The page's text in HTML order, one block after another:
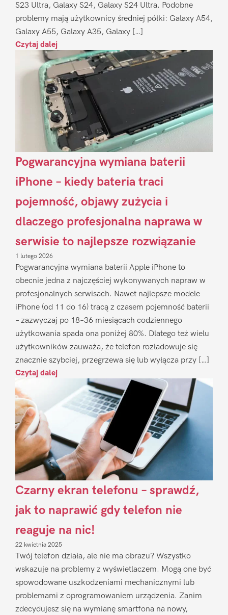
S23 Ultra, Galaxy S24, Galaxy S24 Ultra. Podobne
problemy mają użytkownicy średniej półki: Galaxy A54,
Galaxy A55, Galaxy A35, Galaxy […]
Czytaj dalej
Pogwarancyjna wymiana baterii
iPhone – kiedy bateria traci
pojemność, objawy zużycia i
dlaczego profesjonalna naprawa w
serwisie to najlepsze rozwiązanie
1 lutego 2026
Pogwarancyjna wymiana baterii Apple iPhone to
obecnie jedna z najczęściej wykonywanych napraw w
profesjonalnych serwisach. Nawet najlepsze modele
iPhone (od 11 do 16) tracą z czasem pojemność baterii
– zazwyczaj po 18–36 miesiącach codziennego
użytkowania spada ona poniżej 80%. Dlatego też wielu
użytkowników zauważa, że telefon rozładowuje się
znacznie szybciej, przegrzewa się lub wyłącza przy […]
Czytaj dalej
Czarny ekran telefonu – sprawdź,
jak to naprawić gdy telefon nie
reaguje na nic!
22 kwietnia 2025
Twój telefon działa, ale nie ma obrazu? Wszystko
wskazuje na problemy z wyświetlaczem. Mogą one być
spowodowane uszkodzeniami mechanicznymi lub
problemami z oprogramowaniem urządzenia. Zanim
zdecydujesz się na wymianę smartfona na nowy,